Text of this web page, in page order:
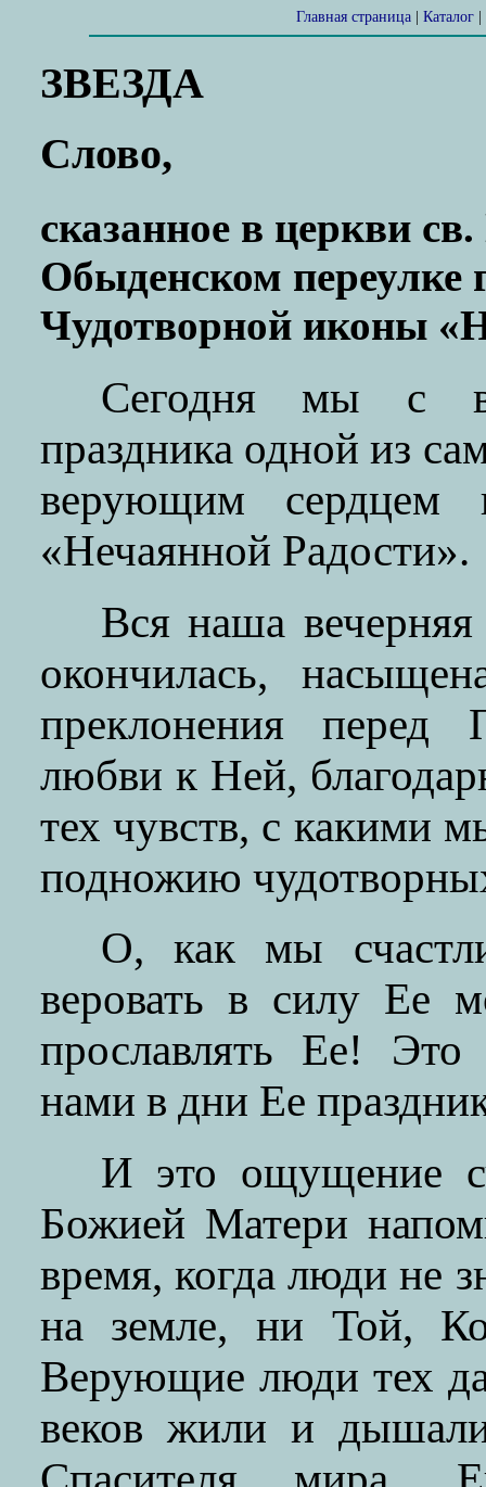
Главная страница Каталог
ЗВЕЗДА
Слово,
сказанное в церкви
Обыденском
Чудотворной иконы
Сегодня мы с
праздника одной из
верующим
«Нечаянной Радости».
Вся наша вечерняя
окончилась,
преклонения перед
любви к Ней,
тех чувств, с какими
подножию
О, как мы
веровать в силу Ее
прославлять Ее! Это
нами в дни Ее
И это ощущение
Божией Матери
время, когда люди не
на земле, ни Той,
Верующие люди тех
веков жили и